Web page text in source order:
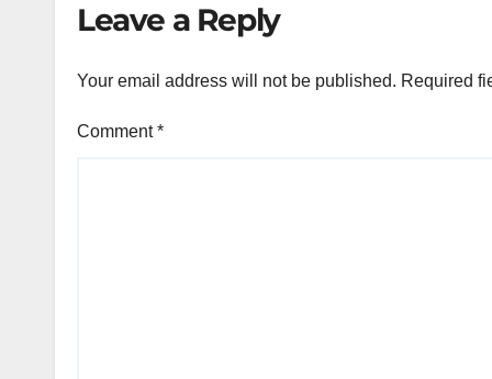
Leave a Reply
Your email address will not be published. Required
Comment*